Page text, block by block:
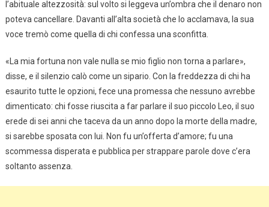
l’abituale altezzosità: sul volto si leggeva un’ombra che il denaro non
poteva cancellare. Davanti all’alta società che lo acclamava, la sua
voce tremò come quella di chi confessa una sconfitta.
«La mia fortuna non vale nulla se mio figlio non torna a parlare»,
disse, e il silenzio calò come un sipario. Con la freddezza di chi ha
esaurito tutte le opzioni, fece una promessa che nessuno avrebbe
dimenticato: chi fosse riuscita a far parlare il suo piccolo Leo, il suo
erede di sei anni che taceva da un anno dopo la morte della madre,
si sarebbe sposata con lui. Non fu un’offerta d’amore; fu una
scommessa disperata e pubblica per strappare parole dove c’era
soltanto assenza.